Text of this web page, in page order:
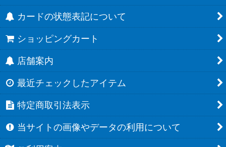
カードの状態表記について
ショッピングカート
店舗案内
最近チェックしたアイテム
特定商取引法表示
当サイトの画像やデータの利用について